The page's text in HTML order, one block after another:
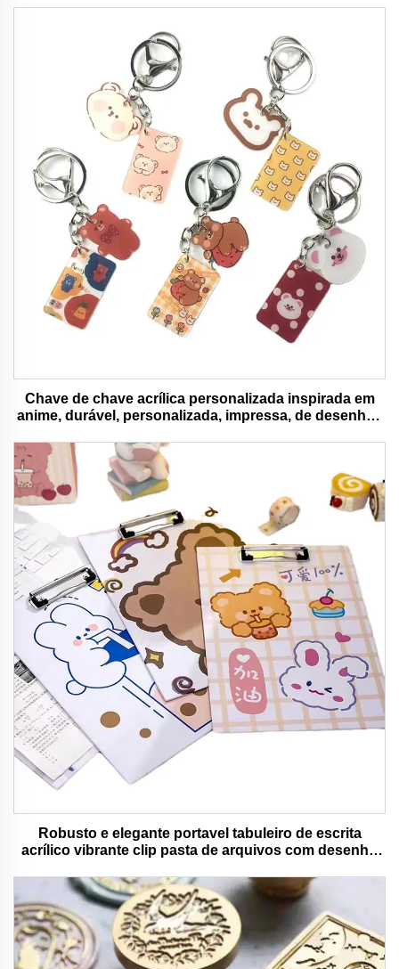
Chave de chave acrílica personalizada inspirada em
anime, durável, personalizada, impressa, de desenhos
Robusto e elegante portavel tabuleiro de escrita
acrílico vibrante clip pasta de arquivos com desenho
escola